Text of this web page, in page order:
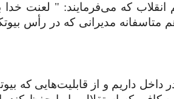
که می‌فرمایند: " لعنت خدا
مدیرانی که در رأس
داخل داریم و از قابلیت‌هایی که